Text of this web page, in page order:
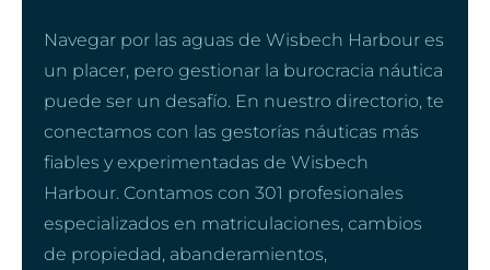
Navegar por las aguas de Wisbech Harbour es
un placer, pero gestionar la burocracia náutica
puede ser un desafío. En nuestro directorio, te
conectamos con las gestorías náuticas más
fiables y experimentadas de Wisbech
Harbour. Contamos con 301 profesionales
especializados en matriculaciones, cambios
de propiedad, abanderamientos,